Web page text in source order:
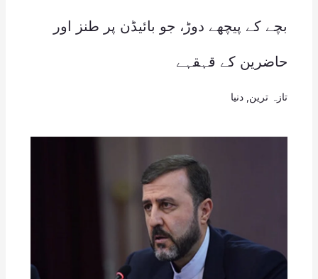
بچے کے پیچھے دوڑ، جو بائیڈن پر طنز اور
حاضرین کے قہقہے
تازہ ترین دنیا